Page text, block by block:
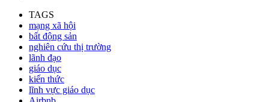
TAGS
mạng xã hội
bất động sản
nghiên cứu thị trường
lãnh đạo
giáo dục
kiến thức
lĩnh vực giáo dục